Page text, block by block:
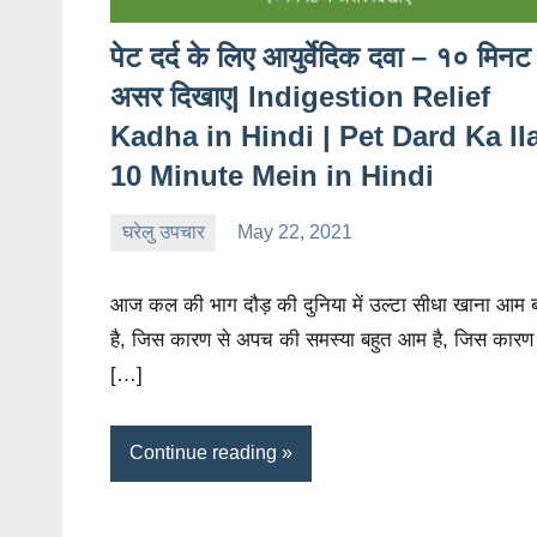
पेट दर्द के लिए आयुर्वेदिक दवा – १०
असर दिखाए| Indigestion Relief
Kadha in Hindi | Pet Dard Ka
10 Minute Mein in Hindi
घरेलु उपचार
May 22, 2021
charu
आज कल की भाग दौड़ की दुनिया में उल्टा सीधा खाना आम
है, जिस कारण से अपच की समस्या बहुत आम है, जिस कारण
[…]
Continue reading